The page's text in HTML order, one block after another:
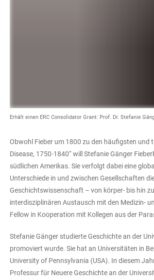
Erhält einen ERC Consolidator Grant: Prof. Dr. Stefanie
Obwohl Fieber um 1800 zu den häufigsten und
Disease, 1750-1840“ will Stefanie Gänger
südlichen Amerikas. Sie verfolgt dabei eine
Unterschiede in und zwischen Gesellschaften
Geschichtswissenschaft – von körper- bis hin
interdisziplinären Austausch mit den Medizin-
Fellow in Kooperation mit Kollegen aus der
Stefanie Gänger studierte Geschichte an der
promoviert wurde. Sie hat an Universitäten in
University of Pennsylvania (USA). In diesem
Professur für Neuere Geschichte an der